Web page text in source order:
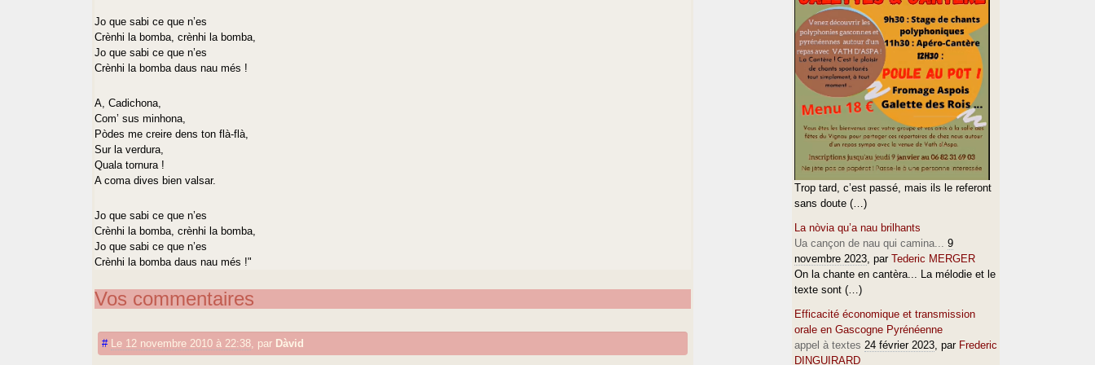
Jo que sabi ce que n’es
Crènhi la bomba, crènhi la bomba,
Jo que sabi ce que n’es
Crènhi la bomba daus nau més !
A, Cadichona,
Com’ sus minhona,
Pòdes me creire dens ton flà-flà,
Sur la verdura,
Quala tornura !
A coma dives bien valsar.
Jo que sabi ce que n’es
Crènhi la bomba, crènhi la bomba,
Jo que sabi ce que n’es
Crènhi la bomba daus nau més !"
Vos commentaires
# Le 12 novembre 2010 à 22:38 par Dàvid
Trop tard, c’est passé, mais ils le referont
sans doute (…)
La nòvia qu’a nau brilhants
Ua cançon de nau qui camina... 9
novembre 2023, par Tederic MERGER
On la chante en cantèra... La mélodie et le
texte sont (…)
Efficacité économique et transmission
orale en Gascogne Pyrénéenne
appel à textes 24 février 2023, par Frederic
DINGUIRARD